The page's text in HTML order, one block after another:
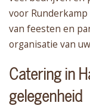
voor
van feesten en
organisatie van
Catering in
gelegenheid